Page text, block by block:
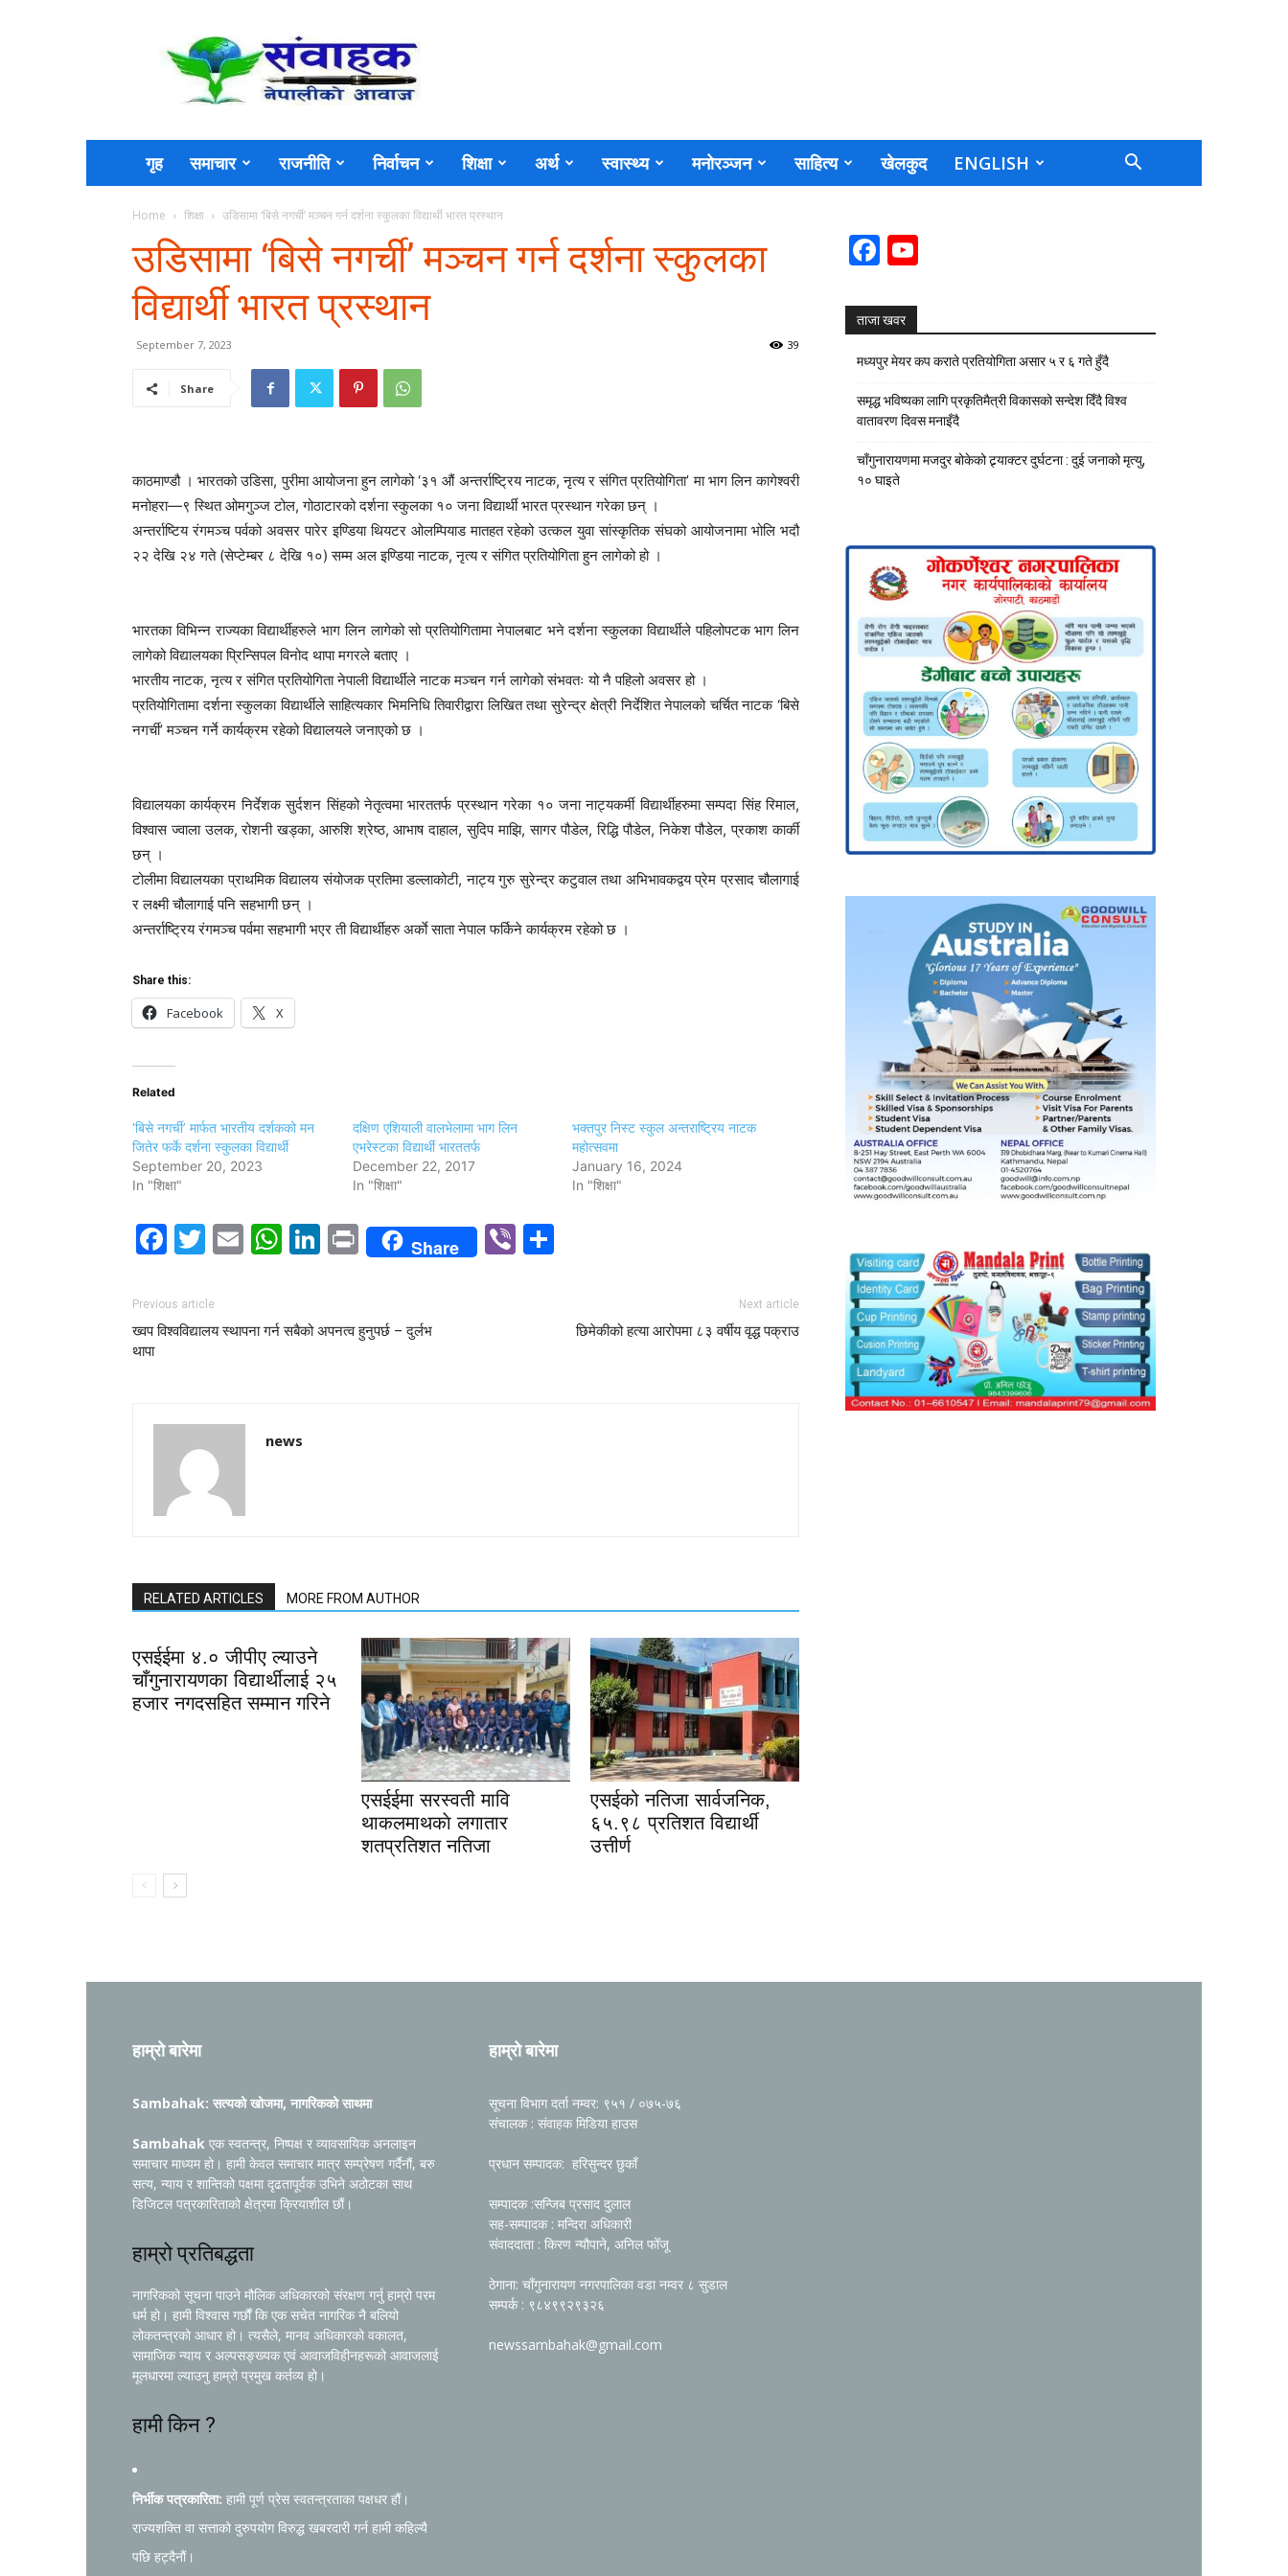
Sambahak
गृह समाचार राजनीति निर्वाचन शिक्षा अर्थ स्वास्थ्य मनोरञ्जन साहित्य खेलकुद ENGLISH
Home शिक्षा उडिसामा ‘बिसे नगर्ची’ मञ्चन गर्न दर्शना स्कुलका विद्यार्थी भारत प्रस्थान
उडिसामा ‘बिसे नगर्ची’ मञ्चन गर्न दर्शना स्कुलका
विद्यार्थी भारत प्रस्थान
September 7, 2023 39
Share
काठमाण्डौ । भारतको उडिसा, पुरीमा आयोजना हुन लागेको ‘३१ औं अन्तर्राष्ट्रिय नाटक, नृत्य र संगित प्रतियोगिता’ मा भाग लिन कागेश्वरी
मनोहरा—९ स्थित ओमगुञ्ज टोल, गोठाटारको दर्शना स्कुलका १० जना विद्यार्थी भारत प्रस्थान गरेका छन् ।
अन्तर्राष्टिय रंगमञ्च पर्वको अवसर पारेर इण्डिया थियटर ओलम्पियाड मातहत रहेको उत्कल युवा सांस्कृतिक संघको आयोजनामा भोलि भदौ
२२ देखि २४ गते (सेप्टेम्बर ८ देखि १०) सम्म अल इण्डिया नाटक, नृत्य र संगित प्रतियोगिता हुन लागेको हो ।
भारतका विभिन्न राज्यका विद्यार्थीहरुले भाग लिन लागेको सो प्रतियोगितामा नेपालबाट भने दर्शना स्कुलका विद्यार्थीले पहिलोपटक भाग लिन
लागेको विद्यालयका प्रिन्सिपल विनोद थापा मगरले बताए ।
भारतीय नाटक, नृत्य र संगित प्रतियोगिता नेपाली विद्यार्थीले नाटक मञ्चन गर्न लागेको संभवतः यो नै पहिलो अवसर हो ।
प्रतियोगितामा दर्शना स्कुलका विद्यार्थीले साहित्यकार भिमनिधि तिवारीद्वारा लिखित तथा सुरेन्द्र क्षेत्री निर्देशित नेपालको चर्चित नाटक ‘बिसे
नगर्ची’ मञ्चन गर्ने कार्यक्रम रहेको विद्यालयले जनाएको छ ।
विद्यालयका कार्यक्रम निर्देशक सुर्दशन सिंहको नेतृत्वमा भारततर्फ प्रस्थान गरेका १० जना नाट्यकर्मी विद्यार्थीहरुमा सम्पदा सिंह रिमाल,
विश्वास ज्वाला उलक, रोशनी खड्का, आरुशि श्रेष्ठ, आभाष दाहाल, सुदिप माझि, सागर पौडेल, रिद्धि पौडेल, निकेश पौडेल, प्रकाश कार्की
छन् ।
टोलीमा विद्यालयका प्राथमिक विद्यालय संयोजक प्रतिमा डल्लाकोटी, नाट्य गुरु सुरेन्द्र कटुवाल तथा अभिभावकद्वय प्रेम प्रसाद चौलागाई
र लक्ष्मी चौलागाई पनि सहभागी छन् ।
अन्तर्राष्ट्रिय रंगमञ्च पर्वमा सहभागी भएर ती विद्यार्थीहरु अर्काे साता नेपाल फर्किने कार्यक्रम रहेको छ ।
Share this:
Facebook X
Related
‘बिसे नगर्ची’ मार्फत भारतीय दर्शकको मन
जितेर फर्के दर्शना स्कुलका विद्यार्थी
September 20, 2023
In "शिक्षा"
दक्षिण एशियाली वालभेलामा भाग लिन
एभरेस्टका विद्यार्थी भारततर्फ
December 22, 2017
In "शिक्षा"
भक्तपुर निस्ट स्कुल अन्तराष्ट्रिय नाटक
महोत्सवमा
January 16, 2024
In "शिक्षा"
Facebook
Twitter
EmailWhatsApp
LinkedIn
PrintShare Viber
Previous article
ख्वप विश्वविद्यालय स्थापना गर्न सबैको अपनत्व हुनुपर्छ – दुर्लभ
थापा
Next article
छिमेकीको हत्या आरोपमा ८३ वर्षीय वृद्ध पक्राउ
news
RELATED ARTICLES MORE FROM AUTHOR
एसईईमा ४.० जीपीए ल्याउने
चाँगुनारायणका विद्यार्थीलाई २५
हजार नगदसहित सम्मान गरिने
एसईईमा सरस्वती मावि
थाकलमाथकाे लगातार
शतप्रतिशत नतिजा
एसईको नतिजा सार्वजनिक,
६५.९८ प्रतिशत विद्यार्थी
उत्तीर्ण
Facebook
ताजा खवर
मध्यपुर मेयर कप कराते प्रतियोगिता असार ५ र ६ गते हुँदै
समृद्ध भविष्यका लागि प्रकृतिमैत्री विकासको सन्देश दिँदै विश्व
वातावरण दिवस मनाइँदै
चाँगुनारायणमा मजदुर बोकेको ट्र्याक्टर दुर्घटना : दुई जनाको मृत्यु,
१० घाइते
हाम्रो बारेमा
Sambahak: सत्यको खोजमा, नागरिकको साथमा
Sambahak एक स्वतन्त्र, निष्पक्ष र व्यावसायिक अनलाइन
समाचार माध्यम हो। हामी केवल समाचार मात्र सम्प्रेषण गर्दैनौं, बरु
सत्य, न्याय र शान्तिको पक्षमा दृढतापूर्वक उभिने अठोटका साथ
डिजिटल पत्रकारिताको क्षेत्रमा क्रियाशील छौं।
हाम्रो प्रतिबद्धता
नागरिकको सूचना पाउने मौलिक अधिकारको संरक्षण गर्नु हाम्रो परम
धर्म हो। हामी विश्वास गर्छौं कि एक सचेत नागरिक नै बलियो
लोकतन्त्रको आधार हो। त्यसैले, मानव अधिकारको वकालत,
सामाजिक न्याय र अल्पसङ्ख्यक एवं आवाजविहीनहरूको आवाजलाई
मूलधारमा ल्याउनु हाम्रो प्रमुख कर्तव्य हो।
हामी किन ?
निर्भीक पत्रकारिता: हामी पूर्ण प्रेस स्वतन्त्रताका पक्षधर हौं।
राज्यशक्ति वा सत्ताको दुरुपयोग विरुद्ध खबरदारी गर्न हामी कहिल्यै
पछि हट्दैनौं।
हाम्रो बारेमा
सूचना विभाग दर्ता नम्वर: ९५१ / ०७५-७६
संचालक : संवाहक मिडिया हाउस
प्रधान सम्पादक: हरिसुन्दर छुकाँ
सम्पादक :सन्जिब प्रसाद दुलाल
सह-सम्पादक : मन्दिरा अधिकारी
संवाददाता : किरण न्यौपाने, अनिल फोँजू
ठेगाना: चाँगुनारायण नगरपालिका वडा नम्वर ८ सुडाल
सम्पर्क : ९८४९९२९३२६
newssambahak@gmail.com